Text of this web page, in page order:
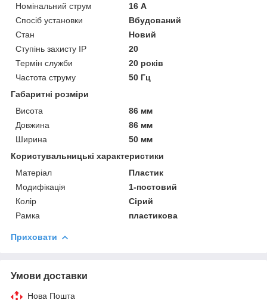
Номінальний струм
16 А
Спосіб установки
Вбудований
Стан
Новий
Ступінь захисту IP
20
Термін служби
20 років
Частота струму
50 Гц
Габаритні розміри
Висота
86 мм
Довжина
86 мм
Ширина
50 мм
Користувальницькі характеристики
Матеріал
Пластик
Модифікація
1-постовий
Колір
Сірий
Рамка
пластикова
Приховати
Умови доставки
Нова Пошта